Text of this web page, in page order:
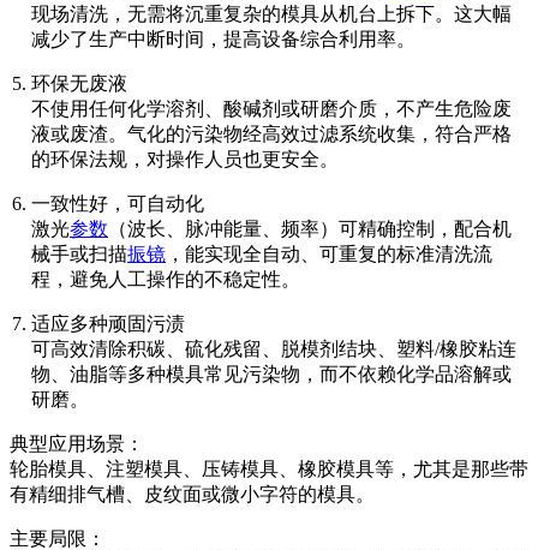
现场清洗，无需将沉重复杂的模具从机台上拆下。这大幅
减少了生产中断时间，提高设备综合利用率。
环保无废液
不使用任何化学溶剂、酸碱剂或研磨介质，不产生危险废
液或废渣。气化的污染物经高效过滤系统收集，符合严格
的环保法规，对操作人员也更安全。
一致性好，可自动化
激光参数 （波长、脉冲能量、频率）可精确控制，配合机
械手或扫描振镜 ，能实现全自动、可重复的标准清洗流
程，避免人工操作的不稳定性。
适应多种顽固污渍
可高效清除积碳、硫化残留、脱模剂结块、塑料/橡胶粘连
物、油脂等多种模具常见污染物，而不依赖化学品溶解或
研磨。
典型应用场景：
轮胎模具、注塑模具、压铸模具、橡胶模具等，尤其是那些带
有精细排气槽、皮纹面或微小字符的模具。
主要局限：